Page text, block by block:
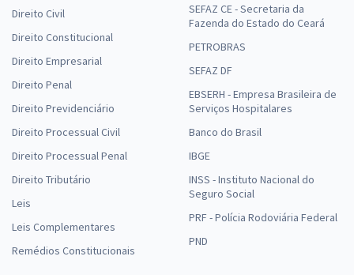
Direito Civil
Direito Constitucional
Direito Empresarial
Direito Penal
Direito Previdenciário
Direito Processual Civil
Direito Processual Penal
Direito Tributário
Leis
Leis Complementares
Remédios Constitucionais
SEFAZ CE - Secretaria da
Fazenda do Estado do Ceará
PETROBRAS
SEFAZ DF
EBSERH - Empresa Brasileira de
Serviços Hospitalares
Banco do Brasil
IBGE
INSS - Instituto Nacional do
Seguro Social
PRF - Polícia Rodoviária Federal
PND